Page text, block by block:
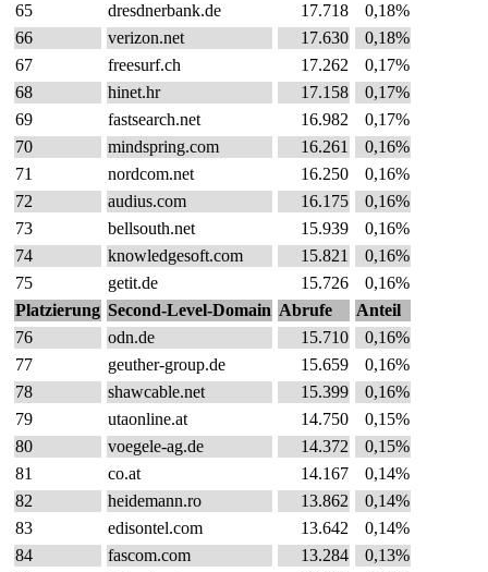
65
dresdnerbank.de 17.718
0,18%
66
verizon.net 17.630
0,18%
67
freesurf.ch 17.262
0,17%
68
hinet.hr 17.158
0,17%
69
fastsearch.net 16.982
0,17%
70
mindspring.com 16.261
0,16%
71
nordcom.net 16.250
0,16%
72
audius.com 16.175
0,16%
73
bellsouth.net 15.939
0,16%
74
knowledgesoft.com 15.821
0,16%
75
getit.de 15.726
0,16%
Platzierung Second-Level-Domain Abrufe
Anteil
76
odn.de 15.710
0,16%
77
geuther-group.de 15.659
0,16%
78
shawcable.net 15.399
0,16%
79
utaonline.at 14.750
0,15%
80
voegele-ag.de 14.372
0,15%
81
co.at 14.167
0,14%
82
heidemann.ro 13.862
0,14%
83
edisontel.com 13.642
0,14%
84
fascom.com 13.284
0,13%